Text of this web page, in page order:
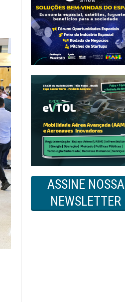
ASSINE NOSSA
NEWSLETTER